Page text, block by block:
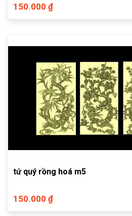
150.000 ₫
tứ quý rồng hoá m5
150.000 ₫